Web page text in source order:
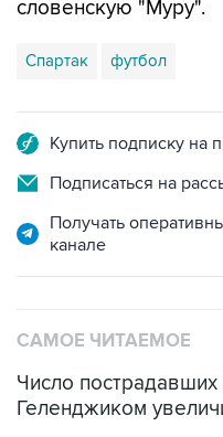
словенскую "Муру".
Спартак футбол
Купить подписку на
Подписаться на
Получать
канале
САМОЕ ЧИТАЕМОЕ
Число
Геленджиком